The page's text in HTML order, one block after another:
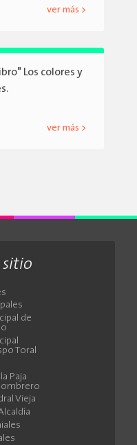
ver más >
Los colores y
ver más >
sitio
de
Toral
Paja
Vieja